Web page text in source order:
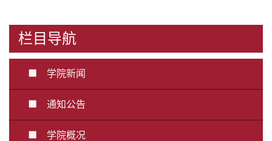
栏目导航
学院新闻
通知公告
学院概况